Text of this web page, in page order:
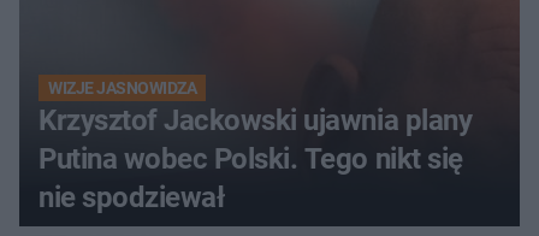
WIZJE JASNOWIDZA
Krzysztof Jackowski ujawnia plany
Putina wobec Polski. Tego nikt się
nie spodziewał